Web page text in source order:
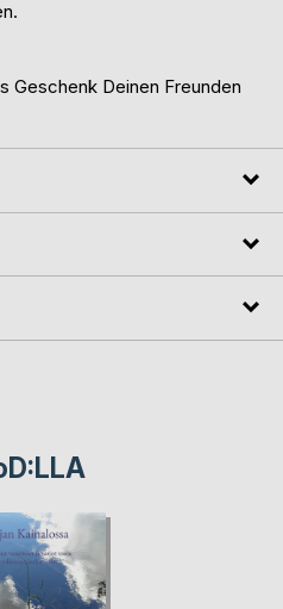
Geschenk Deinen Freunden
D:LLA